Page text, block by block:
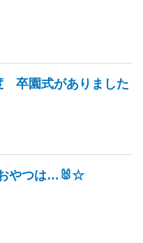
卒園式がありました
やつは…🐰☆